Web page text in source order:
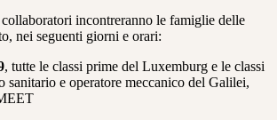
incontreranno le famiglie delle
nei seguenti giorni e orari:
, tutte le classi prime del Luxemburg e le classi
sanitario e operatore meccanico del Galilei,